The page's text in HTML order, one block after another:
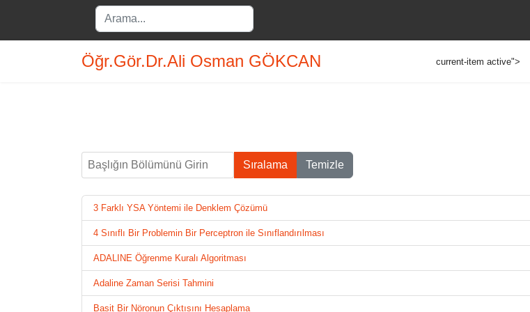
Search
...
Öğr.Gör.Dr.Ali Osman GÖKCAN current-item active">
Başlığın Bölümünü Girin
Sıralama Temizle
3 Farklı YSA Yöntemi ile Denklem Çözümü
4 Sınıflı Bir Problemin Bir Perceptron ile Sınıflandırılması
ADALINE Öğrenme Kuralı Algoritması
Adaline Zaman Serisi Tahmini
Basit Bir Nöronun Çıktısını Hesaplama